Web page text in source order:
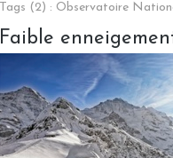
Tags (2) : Observatoire
Faible